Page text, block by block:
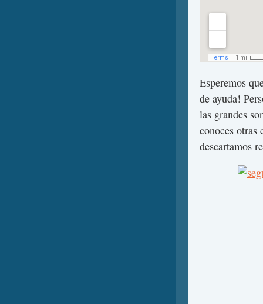
Esperemos
de ayuda!
las grandes
conoces otras
descartamos